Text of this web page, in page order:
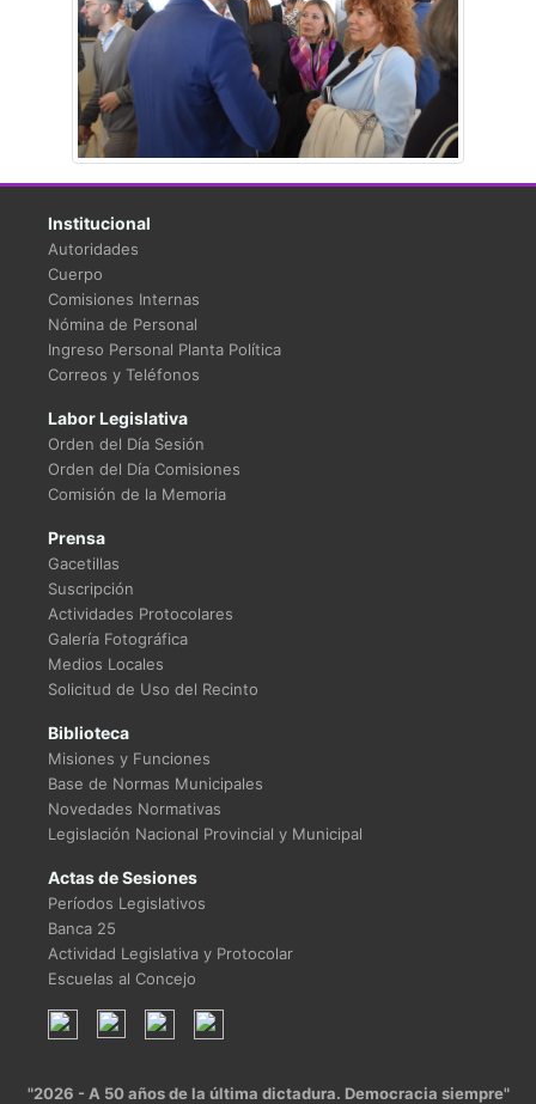
Institucional
Autoridades
Cuerpo
Comisiones Internas
Nómina de Personal
Ingreso Personal Planta Política
Correos y Teléfonos
Labor Legislativa
Orden del Día Sesión
Orden del Día Comisiones
Comisión de la Memoria
Prensa
Gacetillas
Suscripción
Actividades Protocolares
Galería Fotográfica
Medios Locales
Solicitud de Uso del Recinto
Biblioteca
Misiones y Funciones
Base de Normas Municipales
Novedades Normativas
Legislación Nacional Provincial y Municipal
Actas de Sesiones
Períodos Legislativos
Banca 25
Actividad Legislativa y Protocolar
Escuelas al Concejo
"2026 - A 50 años de la última dictadura. Democracia siempre"